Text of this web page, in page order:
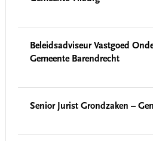
Beleidsadviseur Vastgoed
Gemeente Barendrecht
Senior Jurist Grondzaken –